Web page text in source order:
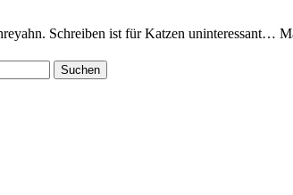
Schreiben ist für Katzen uninteressant…